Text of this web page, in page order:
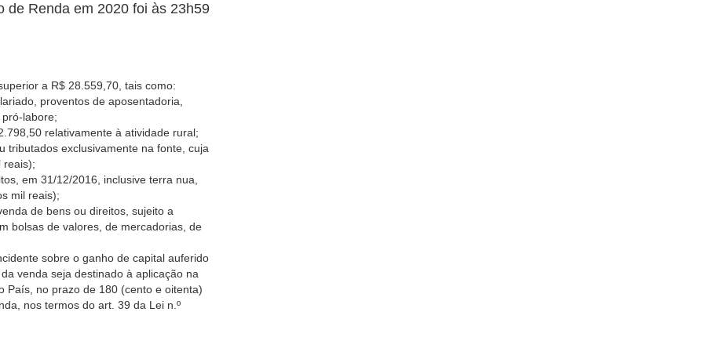
de Renda em 2020 foi às 23h59
a R$ 28.559,70, tais como:
proventos de aposentadoria,
labore;
relativamente à atividade rural;
tributados exclusivamente na fonte, cuja
reais);
em 31/12/2016, inclusive terra nua,
mil reais);
de bens ou direitos, sujeito a
bolsas de valores, de mercadorias, de
sobre o ganho de capital auferido
venda seja destinado à aplicação na
País, no prazo de 180 (cento e oitenta)
nos termos do art. 39 da Lei n.º